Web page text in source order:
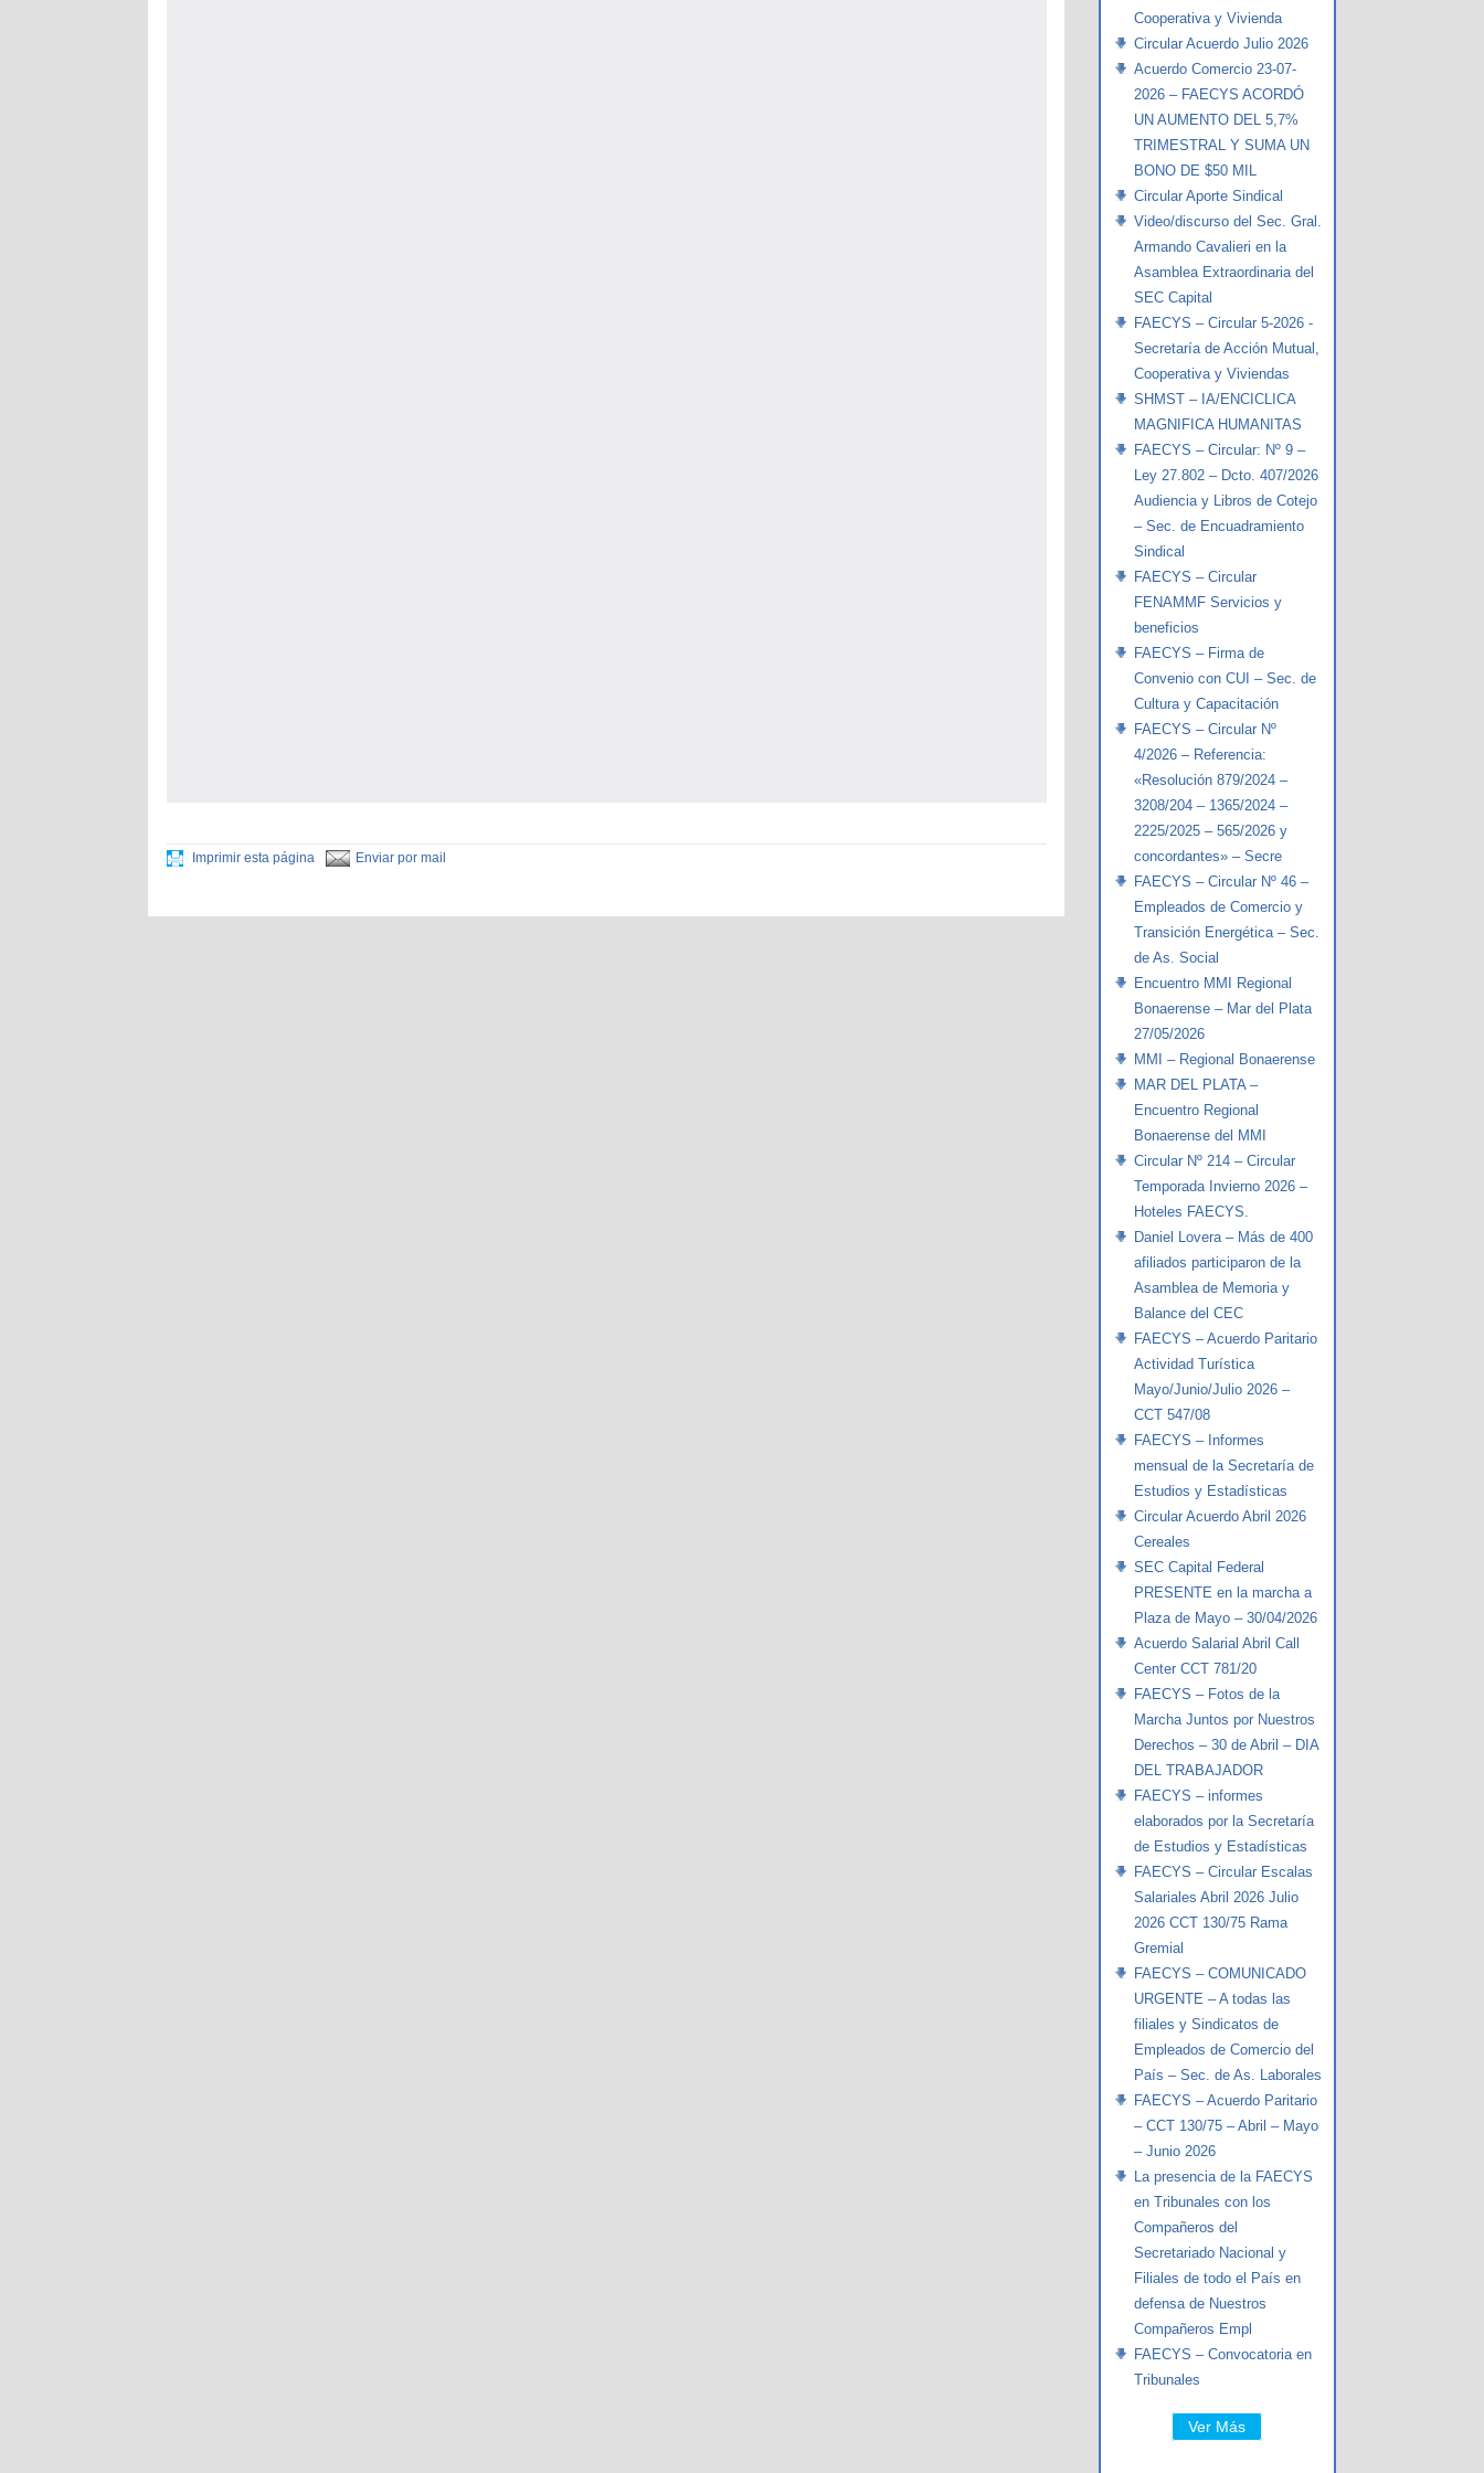
Imprimir esta página Enviar por mail
Cooperativa y Vivienda
Circular Acuerdo Julio 2026
Acuerdo Comercio 23-07-
2026 – FAECYS ACORDÓ
UN AUMENTO DEL 5,7%
TRIMESTRAL Y SUMA UN
BONO DE $50 MIL
Circular Aporte Sindical
Video/discurso del Sec. Gral.
Armando Cavalieri en la
Asamblea Extraordinaria del
SEC Capital
FAECYS – Circular 5-2026 -
Secretaría de Acción Mutual,
Cooperativa y Viviendas
SHMST – IA/ENCICLICA
MAGNIFICA HUMANITAS
FAECYS – Circular: Nº 9 –
Ley 27.802 – Dcto. 407/2026
Audiencia y Libros de Cotejo
– Sec. de Encuadramiento
Sindical
FAECYS – Circular
FENAMMF Servicios y
beneficios
FAECYS – Firma de
Convenio con CUI – Sec. de
Cultura y Capacitación
FAECYS – Circular Nº
4/2026 – Referencia:
«Resolución 879/2024 –
3208/204 – 1365/2024 –
2225/2025 – 565/2026 y
concordantes» – Secre
FAECYS – Circular Nº 46 –
Empleados de Comercio y
Transición Energética – Sec.
de As. Social
Encuentro MMI Regional
Bonaerense – Mar del Plata
27/05/2026
MMI – Regional Bonaerense
MAR DEL PLATA –
Encuentro Regional
Bonaerense del MMI
Circular Nº 214 – Circular
Temporada Invierno 2026 –
Hoteles FAECYS.
Daniel Lovera – Más de 400
afiliados participaron de la
Asamblea de Memoria y
Balance del CEC
FAECYS – Acuerdo Paritario
Actividad Turística
Mayo/Junio/Julio 2026 –
CCT 547/08
FAECYS – Informes
mensual de la Secretaría de
Estudios y Estadísticas
Circular Acuerdo Abril 2026
Cereales
SEC Capital Federal
PRESENTE en la marcha a
Plaza de Mayo – 30/04/2026
Acuerdo Salarial Abril Call
Center CCT 781/20
FAECYS – Fotos de la
Marcha Juntos por Nuestros
Derechos – 30 de Abril – DIA
DEL TRABAJADOR
FAECYS – informes
elaborados por la Secretaría
de Estudios y Estadísticas
FAECYS – Circular Escalas
Salariales Abril 2026 Julio
2026 CCT 130/75 Rama
Gremial
FAECYS – COMUNICADO
URGENTE – A todas las
filiales y Sindicatos de
Empleados de Comercio del
País – Sec. de As. Laborales
FAECYS – Acuerdo Paritario
– CCT 130/75 – Abril – Mayo
– Junio 2026
La presencia de la FAECYS
en Tribunales con los
Compañeros del
Secretariado Nacional y
Filiales de todo el País en
defensa de Nuestros
Compañeros Empl
FAECYS – Convocatoria en
Tribunales
Ver Más